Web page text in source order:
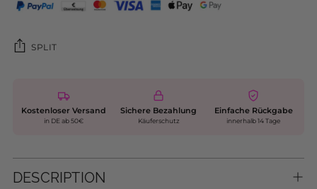
SPLIT
Kostenloser Versand
in DE ab 50€
Sichere Bezahlung
Käuferschutz
Einfache Rückgabe
innerhalb 14 Tage
DESCRIPTION